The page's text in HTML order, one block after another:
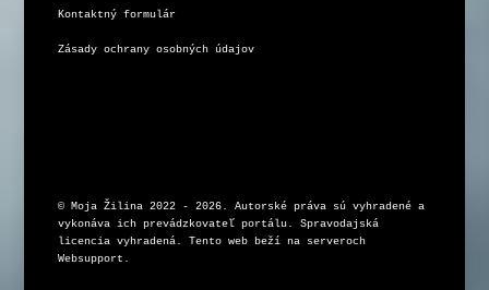
Kontaktný formulár
Zásady ochrany osobných údajov
© Moja Žilina 2022 - 2026. Autorské práva sú vyhradené a
vykonáva ich prevádzkovateľ portálu. Spravodajská
licencia vyhradená. Tento web beží na serveroch